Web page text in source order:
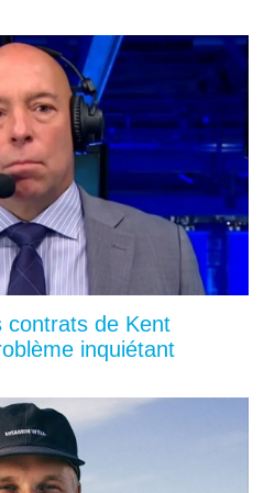
contrats de Kent
inquiétant